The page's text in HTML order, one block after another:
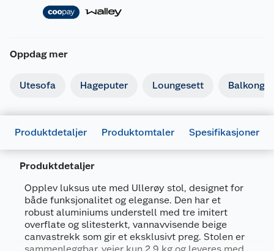
Oppdag mer
Utesofa Hageputer Loungesett
Produktdetaljer Produktomtaler Spesifikasjoner
Produktdetaljer
Opplev luksus ute med Ullerøy stol, designet for
både funksjonalitet og eleganse. Den har et
robust aluminiums understell med tre imitert
overflate og slitesterkt, vannavvisende beige
canvastrekk som gir et eksklusivt preg. Stolen er
Artikkelnummer
7071189360158
Leverandørens artikkelnummer
GL1004
Størrelse
70 X 56 X 75 CM